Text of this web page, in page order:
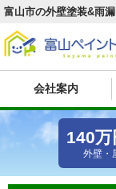
富山市の外壁塗装&雨
会社案内
140万
外壁・